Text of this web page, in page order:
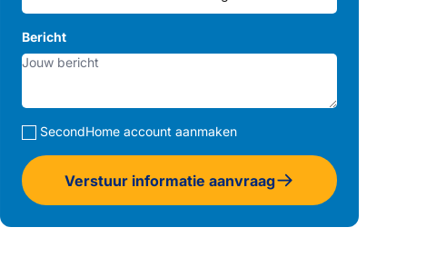
Bericht
SecondHome account aanmaken
Verstuur informatie aanvraag